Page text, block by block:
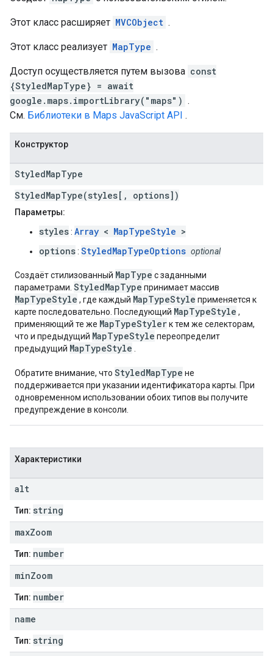
Этот класс расширяет MVCObject .
Этот класс реализует MapType .
Доступ осуществляется путем вызова const
{StyledMapType} = await
google.maps.importLibrary("maps") .
См. Библиотеки в Maps JavaScript API .
Конструктор
StyledMapType
StyledMapType(styles[, options])
Параметры:
styles: Array < MapTypeStyle >
options: StyledMapTypeOptions optional
Создаёт стилизованный MapType с заданными
параметрами. StyledMapType принимает массив
MapTypeStyle , где каждый MapTypeStyle применяется к
карте последовательно. Последующий MapTypeStyle ,
применяющий те же MapTypeStylerк тем же селекторам,
что и предыдущий MapTypeStyle переопределит
предыдущий MapTypeStyle
Обратите внимание, что StyledMapType не
поддерживается при указании идентификатора карты. При
одновременном использовании обоих типов вы получите
предупреждение в консоли.
Характеристики
alt
Тип: string
maxZoom
Тип: number
minZoom
Тип: number
name
Тип: string